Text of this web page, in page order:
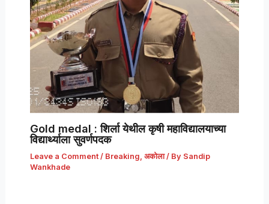
Gold medal : शिर्ला येथील कृषी महाविद्यालयाच्या
विद्यार्थ्याला सुवर्णपदक
Leave a Comment / Breaking, अकोला/ By Sandip
Wankhade